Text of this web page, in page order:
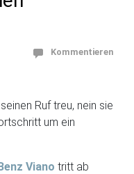
Kommentieren
Ruf treu, nein sie
um ein
Viano tritt ab